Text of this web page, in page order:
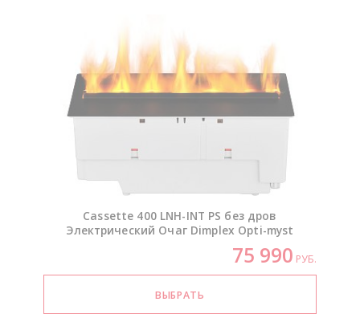
Cassette 400 LNH-INT PS без дров
Электрический Очаг Dimplex Opti-myst
75 990 РУБ.